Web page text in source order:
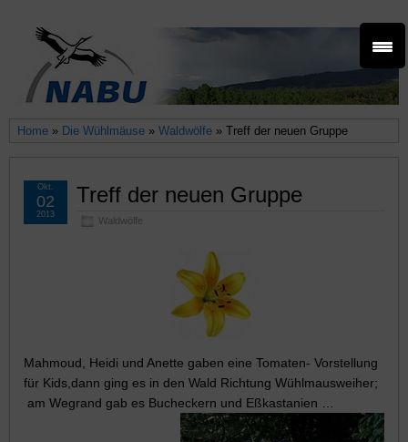
Home » Die Wühlmäuse » Waldwölfe » Treff der neuen Gruppe
Treff der neuen Gruppe
Waldwölfe
Okt.
02
2013
Mahmoud, Heidi und Anette gaben eine Tomaten- Vorstellung
für Kids,dann ging es in den Wald Richtung Wühlmausweiher;
am Wegrand gab es Bucheckern und Eßkastanien …